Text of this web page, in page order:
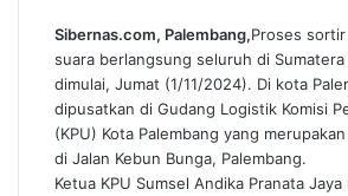
Sibernas.com, Palembang,Proses
suara berlangsung seluruh di Sumatera
dimulai, Jumat (1/11/2024). Di kota
dipusatkan di Gudang Logistik Komisi
(KPU) Kota Palembang yang
di Jalan Kebun Bunga, Palembang.
Ketua KPU Sumsel Andika Pranata